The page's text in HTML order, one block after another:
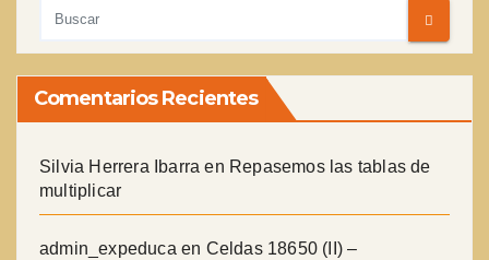
Comentarios Recientes
Silvia Herrera Ibarra en Repasemos las tablas de
multiplicar
admin_expeduca en Celdas 18650 (II) –